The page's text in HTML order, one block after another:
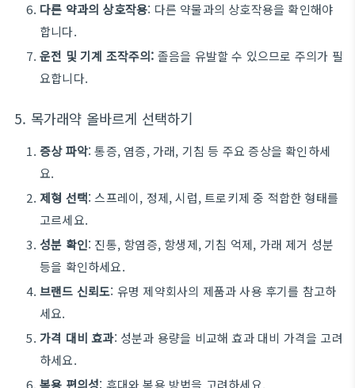
다른 약과의 상호작용: 다른 약물과의 상호작용을 확인해야
합니다.
운전 및 기계 조작주의: 졸음을 유발할 수 있으므로 주의가 필
요합니다.
5. 목가래약 올바르게 선택하기
증상 파악: 통증, 염증, 가래, 기침 등 주요 증상을 확인하세
요.
제형 선택: 스프레이, 정제, 시럽, 트로키제 중 적합한 형태를
고르세요.
성분 확인: 진통, 항염증, 항생제, 기침 억제, 가래 제거 성분
등을 확인하세요.
브랜드 신뢰도: 유명 제약회사의 제품과 사용 후기를 참고하
세요.
가격 대비 효과: 성분과 용량을 비교해 효과 대비 가격을 고려
하세요.
복용 편의성: 휴대와 복용 방법을 고려하세요.